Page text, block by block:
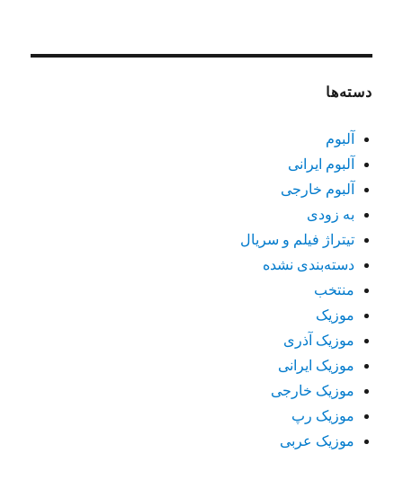
دسته‌ها
آلبوم
آلبوم ایرانی
آلبوم خارجی
به زودی
تیتراژ فیلم و سریال
دسته‌بندی نشده
منتخب
موزیک
موزیک آذری
موزیک ایرانی
موزیک خارجی
موزیک رپ
موزیک عربی